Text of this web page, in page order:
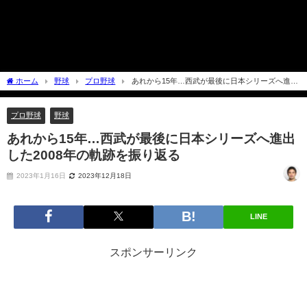
ホーム 野球 プロ野球
あれから15年…西武が最後に日本シリーズへ進出
した2008年の軌跡を振り返る
プロ野球 野球
あれから15年…西武が最後に日本シリーズへ進出
した2008年の軌跡を振り返る
2023年1月16日 2023年12月18日
LINE
スポンサーリンク